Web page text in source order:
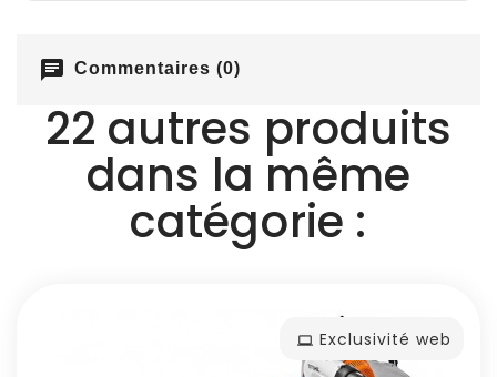
chat Commentaires (0)
22 autres produits
dans la même
catégorie :
Exclusivité web